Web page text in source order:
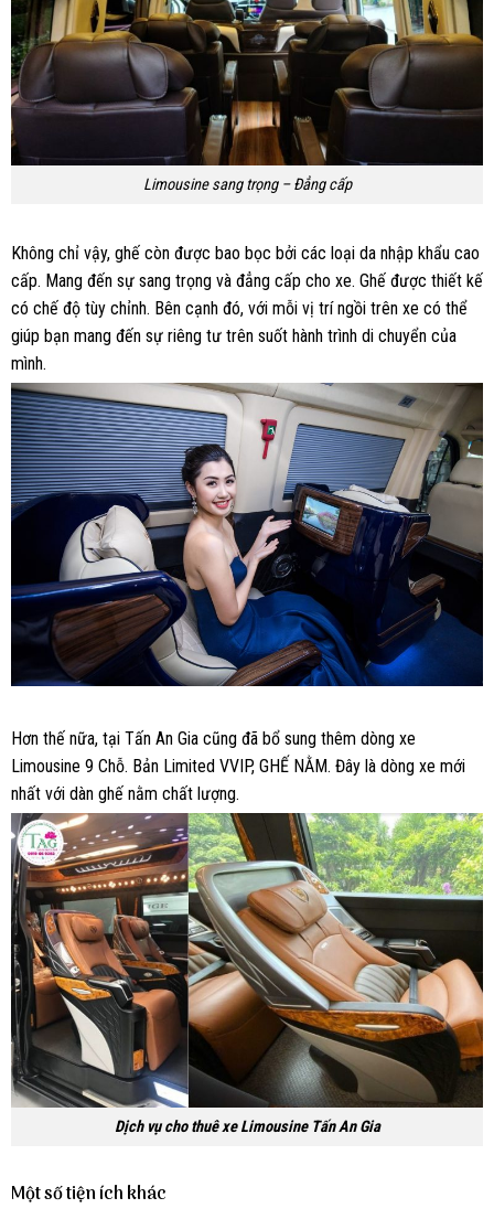
Limousine sang trọng – Đẳng cấp
Không chỉ vậy, ghế còn được bao bọc bởi các loại da nhập khẩu cao
cấp. Mang đến sự sang trọng và đẳng cấp cho xe. Ghế được thiết kế
có chế độ tùy chỉnh. Bên cạnh đó, với mỗi vị trí ngồi trên xe có thể
giúp bạn mang đến sự riêng tư trên suốt hành trình di chuyển của
mình.
Hơn thế nữa, tại Tấn An Gia cũng đã bổ sung thêm dòng xe
Limousine 9 Chỗ. Bản Limited VVIP, GHẾ NẰM. Đây là dòng xe mới
nhất với dàn ghế nằm chất lượng.
Dịch vụ cho thuê xe Limousine Tấn An Gia
Một số tiện ích khác